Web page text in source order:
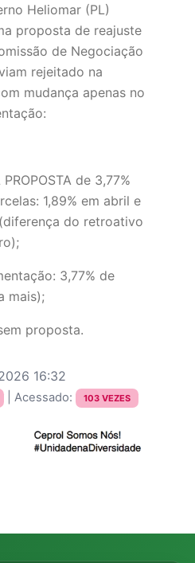
Heliomar (PL)
proposta de reajuste
de Negociação
rejeitado na
mudança apenas no
de 3,77%
1,89% em abril e
do retroativo
3,77% de
mais);
proposta.
16:32
| Acessado: 103 VEZES